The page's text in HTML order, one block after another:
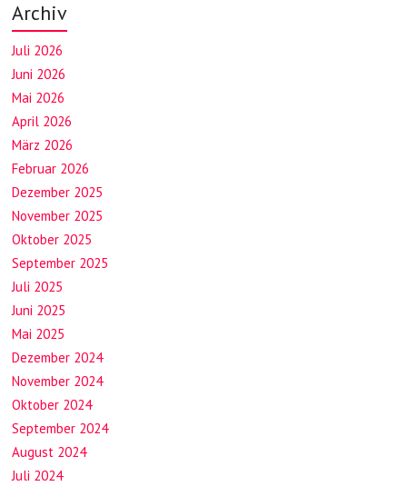
Archiv
Juli 2026
Juni 2026
Mai 2026
April 2026
März 2026
Februar 2026
Dezember 2025
November 2025
Oktober 2025
September 2025
Juli 2025
Juni 2025
Mai 2025
Dezember 2024
November 2024
Oktober 2024
September 2024
August 2024
Juli 2024